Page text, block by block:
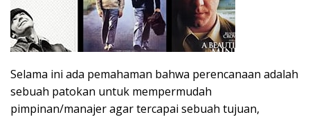
Selama ini ada pemahaman bahwa perencanaan adalah
sebuah patokan untuk mempermudah
pimpinan/manajer agar tercapai sebuah tujuan,